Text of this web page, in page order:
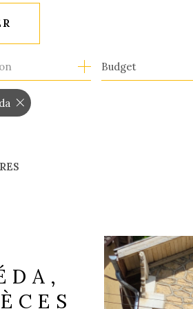
Budget